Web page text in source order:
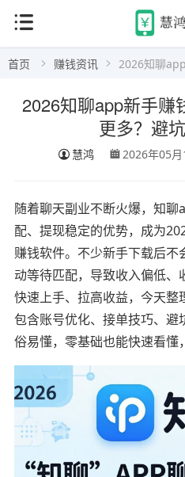
首页 赚钱资讯 2026知聊app新
2026知聊app新手赚
更多？避
慧鸿 2026年05
随着聊天副业不断火爆，知
配、提现稳定的优势，成为
赚钱软件。不少新手下载后
动等待匹配，导致收入偏低
快速上手、拉高收益，今天整
包含账号优化、接单技巧、
俗易懂，零基础也能快速看懂